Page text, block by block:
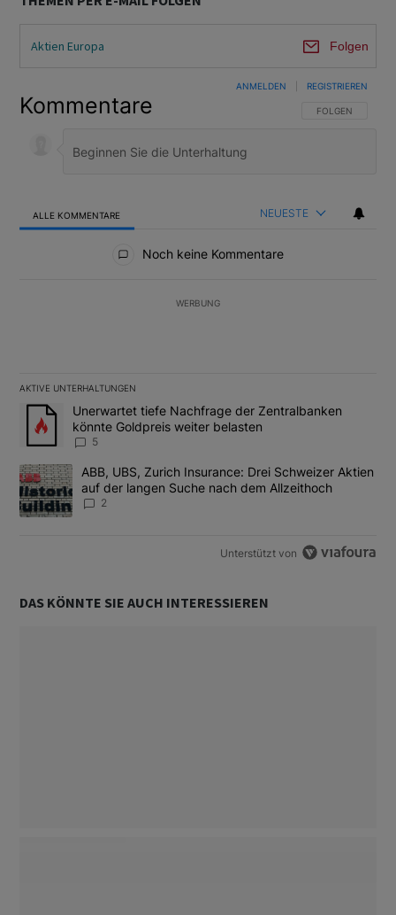
Aktien Europa Folgen
Kommentare FOLGE DIESER
FOLGEN
ANMELDEN REGISTRIEREN
ALLE KOMMENTARE NEUESTE
Noch keine Kommentare
WERBUNG
AKTIVE UNTERHALTUNGEN
Das Folgende ist eine Liste der am meisten kommentierten
Ein Trendartikel mit dem Titel "Unerwartet tiefe Nachfrage der
Unerwartet tiefe Nachfrage der Zentralbanken
könnte Goldpreis weiter belasten
5
Ein Trendartikel mit dem Titel "ABB, UBS, Zurich Insurance:
ABB, UBS, Zurich Insurance: Drei Schweizer Aktien
auf der langen Suche nach dem Allzeithoch
2
Unterstützt von
DAS KÖNNTE SIE AUCH INTERESSIEREN